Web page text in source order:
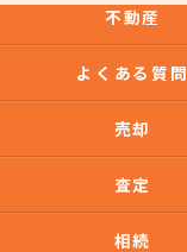
不動産
よくある質問
売却
査定
相続